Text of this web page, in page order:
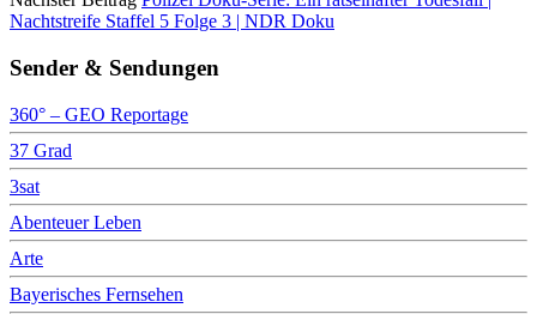
Nachtstreife Staffel 5 Folge 3 | NDR Doku
Sender & Sendungen
360° – GEO Reportage
37 Grad
3sat
Abenteuer Leben
Arte
Bayerisches Fernsehen